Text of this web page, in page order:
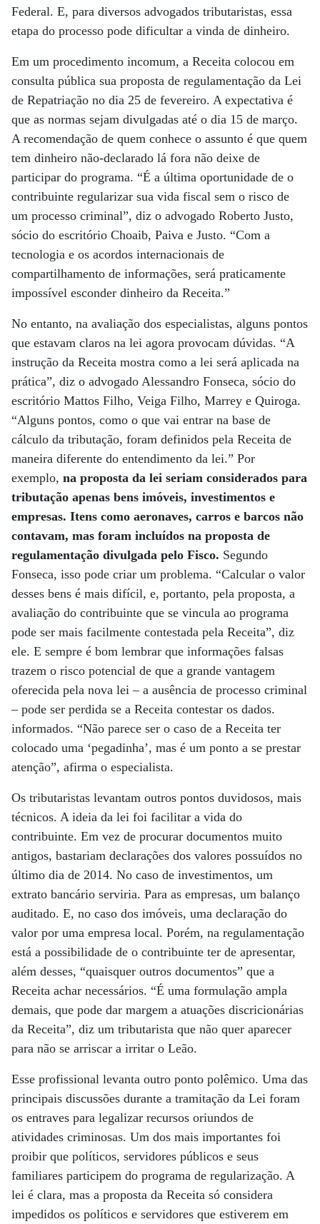
Federal. E, para diversos advogados tributaristas, essa
etapa do processo pode dificultar a vinda de dinheiro.
Em um procedimento incomum, a Receita colocou em
consulta pública sua proposta de regulamentação da Lei
de Repatriação no dia 25 de fevereiro. A expectativa é
que as normas sejam divulgadas até o dia 15 de março.
A recomendação de quem conhece o assunto é que quem
tem dinheiro não-declarado lá fora não deixe de
participar do programa. “É a última oportunidade de o
contribuinte regularizar sua vida fiscal sem o risco de
um processo criminal”, diz o advogado Roberto Justo,
sócio do escritório Choaib, Paiva e Justo. “Com a
tecnologia e os acordos internacionais de
compartilhamento de informações, será praticamente
impossível esconder dinheiro da Receita.”
No entanto, na avaliação dos especialistas, alguns pontos
que estavam claros na lei agora provocam dúvidas. “A
instrução da Receita mostra como a lei será aplicada na
prática”, diz o advogado Alessandro Fonseca, sócio do
escritório Mattos Filho, Veiga Filho, Marrey e Quiroga.
“Alguns pontos, como o que vai entrar na base de
cálculo da tributação, foram definidos pela Receita de
maneira diferente do entendimento da lei.” Por
exemplo, na proposta da lei seriam considerados para
tributação apenas bens imóveis, investimentos e
empresas. Itens como aeronaves, carros e barcos não
contavam, mas foram incluídos na proposta de
regulamentação divulgada pelo Fisco. Segundo
Fonseca, isso pode criar um problema. “Calcular o valor
desses bens é mais difícil, e, portanto, pela proposta, a
avaliação do contribuinte que se vincula ao programa
pode ser mais facilmente contestada pela Receita”, diz
ele. E sempre é bom lembrar que informações falsas
trazem o risco potencial de que a grande vantagem
oferecida pela nova lei – a ausência de processo criminal
– pode ser perdida se a Receita contestar os dados.
informados. “Não parece ser o caso de a Receita ter
colocado uma ‘pegadinha’, mas é um ponto a se prestar
atenção”, afirma o especialista.
Os tributaristas levantam outros pontos duvidosos, mais
técnicos. A ideia da lei foi facilitar a vida do
contribuinte. Em vez de procurar documentos muito
antigos, bastariam declarações dos valores possuídos no
último dia de 2014. No caso de investimentos, um
extrato bancário serviria. Para as empresas, um balanço
auditado. E, no caso dos imóveis, uma declaração do
valor por uma empresa local. Porém, na regulamentação
está a possibilidade de o contribuinte ter de apresentar,
além desses, “quaisquer outros documentos” que a
Receita achar necessários. “É uma formulação ampla
demais, que pode dar margem a atuações discricionárias
da Receita”, diz um tributarista que não quer aparecer
para não se arriscar a irritar o Leão.
Esse profissional levanta outro ponto polêmico. Uma das
principais discussões durante a tramitação da Lei foram
os entraves para legalizar recursos oriundos de
atividades criminosas. Um dos mais importantes foi
proibir que políticos, servidores públicos e seus
familiares participem do programa de regularização. A
lei é clara, mas a proposta da Receita só considera
impedidos os políticos e servidores que estiverem em